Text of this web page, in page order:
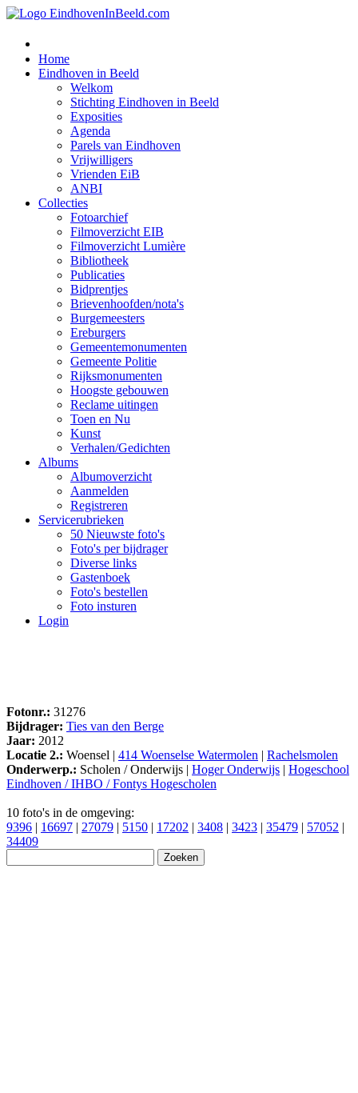
Home
Eindhoven in Beeld
Welkom
Stichting Eindhoven in Beeld
Exposities
Agenda
Parels van Eindhoven
Vrijwilligers
Vrienden EiB
ANBI
Collecties
Fotoarchief
Filmoverzicht EIB
Filmoverzicht Lumière
Bibliotheek
Publicaties
Bidprentjes
Brievenhoofden/nota's
Burgemeesters
Ereburgers
Gemeentemonumenten
Gemeente Politie
Rijksmonumenten
Hoogste gebouwen
Reclame uitingen
Toen en Nu
Kunst
Verhalen/Gedichten
Albums
Albumoverzicht
Aanmelden
Registreren
Servicerubrieken
50 Nieuwste foto's
Foto's per bijdrager
Diverse links
Gastenboek
Foto's bestellen
Foto insturen
Login
Fotonr.: 31276
Bijdrager: Ties van den Berge
Jaar: 2012
Locatie 2.: Woensel | 414 Woenselse Watermolen | Rachelsmolen
Onderwerp.: Scholen / Onderwijs | Hoger Onderwijs | Hogeschool
Eindhoven / IHBO / Fontys Hogescholen
10 foto's in de omgeving:
9396 | 16697 | 27079 | 5150 | 17202 | 3408 | 3423 | 35479 | 57052 |
34409